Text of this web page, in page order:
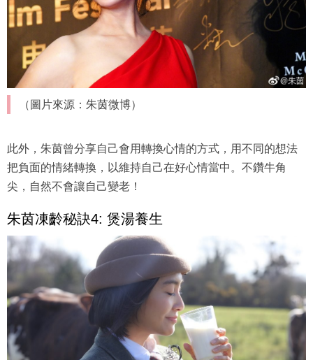
（圖片來源：朱茵微博）
此外，朱茵曾分享自己會用轉換心情的方式，用不同的想法
把負面的情緒轉換，以維持自己在好心情當中。不鑽牛角
尖，自然不會讓自己變老！
朱茵凍齡秘訣4: 煲湯養生